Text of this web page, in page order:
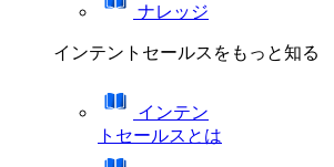
ナレッジ
インテントセールスをもっと知る
インテン
トセールスとは